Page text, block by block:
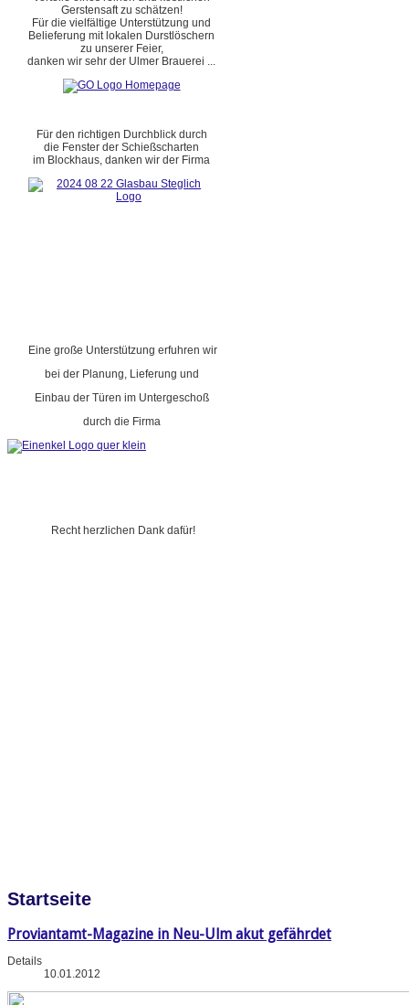
Gerstensaft zu schätzen!
Für die vielfältige Unterstützung und
Belieferung mit lokalen Durstlöschern
zu unserer Feier,
danken wir sehr der Ulmer Brauerei ...
Für den richtigen Durchblick durch
die Fenster der Schießscharten
im Blockhaus, danken wir der Firma
Eine große Unterstützung erfuhren wir
bei der Planung, Lieferung und
Einbau der Türen im Untergeschoß
durch die Firma
Recht herzlichen Dank dafür!
Startseite
Proviantamt-Magazine in Neu-Ulm akut gefährdet
Details
10.01.2012